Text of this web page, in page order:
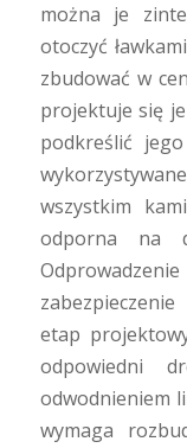
można je
otoczyć
zbudować w
projektuje się
podkreślić
wszystkim
odporna na
etap
odpowiedni
odwodnieniem
wymaga